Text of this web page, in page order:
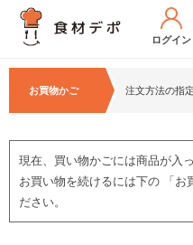
ログイン
お買物かご 注文方法の指定
現在、買い物かごには商品が入
お買い物を続けるには下の 「お
ださい。